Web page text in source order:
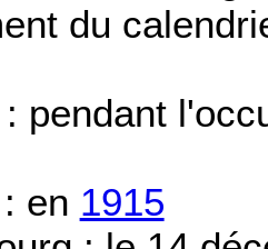
du
pendant
en 1915